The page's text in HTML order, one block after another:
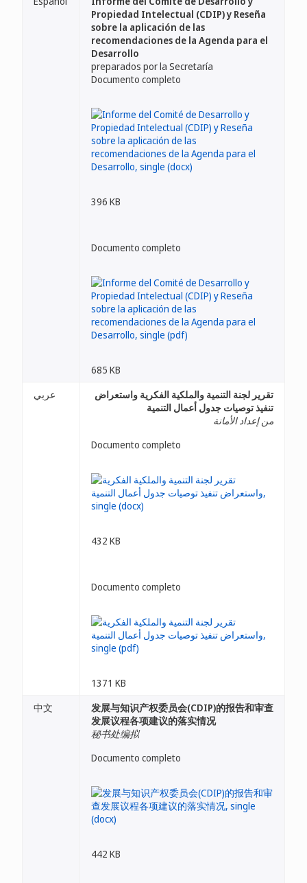
Propiedad Intelectual (CDIP) y Reseña
sobre la aplicación de las
recomendaciones de la Agenda para el
Desarrollo
preparados por la Secretaría
Documento completo
396 KB
Documento completo
685 KB
عربي
تقرير لجنة التنمية والملكية الفكرية واستعراض
تنفيذ توصيات جدول أعمال التنمية
من إعداد الأمانة
Documento completo
432 KB
Documento completo
1371 KB
中文
发展与知识产权委员会(CDIP)的报告和审查
发展议程各项建议的落实情况
秘书处编拟
Documento completo
442 KB